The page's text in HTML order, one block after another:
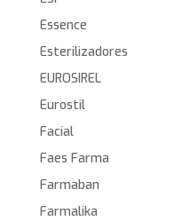
Essence
Esterilizadores
EUROSIREL
Eurostil
Facial
Faes Farma
Farmaban
Farmalika